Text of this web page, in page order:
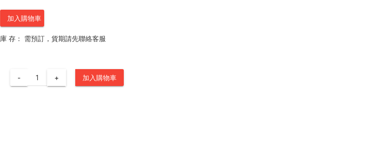
加入購物車
庫 存： 需預訂，貨期請先聯絡客服
- + 加入購物車